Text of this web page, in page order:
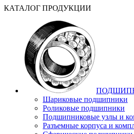
КАТАЛОГ ПРОДУКЦИИ
Шариковые подшипники
Роликовые подшипники
Подшипниковые узлы и
Разъемные корпуса и